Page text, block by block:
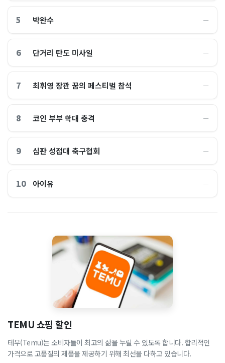
5 박완수 ―
6 단거리 탄도 미사일 ―
7 최휘영 장관 꿈의 페스티벌 참석 ―
8 코인 부부 학대 충격 ―
9 심판 성접대 축구협회 ―
10 아이유 ―
TEMU 쇼핑 할인
테무(Temu)는 소비자들이 최고의 삶을 누릴 수 있도록 합니다. 합리적인
가격으로 고품질의 제품을 제공하기 위해 최선을 다하고 있습니다.